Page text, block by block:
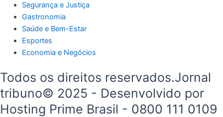
Segurança e Justiça
Gastronomia
Saúde e Bem-Estar
Esportes
Economia e Negócios
Todos os direitos reservados.Jornal
tribuno© 2025 - Desenvolvido por
Hosting Prime Brasil - 0800 111 0109